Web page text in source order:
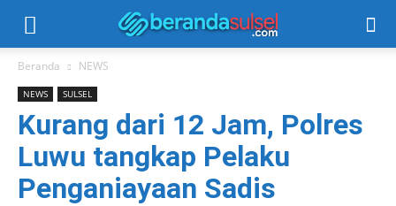
Beranda NEWS
NEWS SULSEL
Kurang dari 12 Jam, Polres
Luwu tangkap Pelaku
Penganiayaan Sadis